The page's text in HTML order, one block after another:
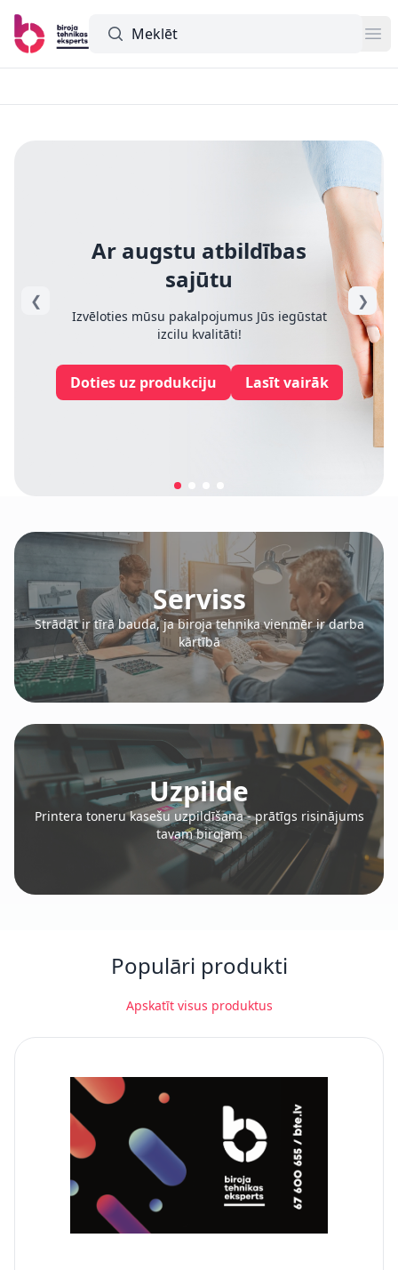
Meklētājs
Ar augstu atbildības
sajūtu
Izvēloties mūsu pakalpojumus Jūs iegūstat
izcilu kvalitāti!
Doties uz produkciju Lasīt vairāk
❮ ❯
Serviss
Strādāt ir tīrā bauda, ja biroja tehnika vienmēr ir darba
kārtībā
Uzpilde
Printera toneru kasešu uzpildīšana - prātīgs risinājums
tavam birojam
Populāri produkti
Apskatīt visus produktus